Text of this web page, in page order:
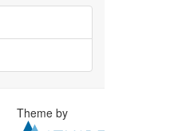
Theme by